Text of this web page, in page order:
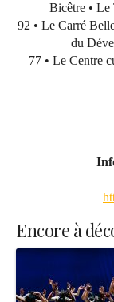
Bicêtre • Le
92 • Le Carré
du
77 • Le Centre
Encore à